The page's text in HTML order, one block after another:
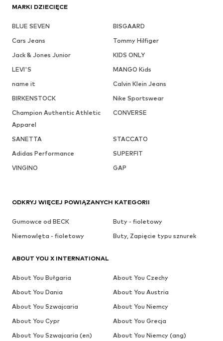
MARKI DZIECIĘCE
BLUE SEVEN
BISGAARD
Cars Jeans
Tommy Hilfiger
Jack & Jones Junior
KIDS ONLY
LEVI'S
MANGO Kids
name it
Calvin Klein Jeans
BIRKENSTOCK
Nike Sportswear
Champion Authentic Athletic
Apparel
CONVERSE
SANETTA
STACCATO
Adidas Performance
SUPERFIT
VINGINO
GAP
ODKRYJ WIĘCEJ POWIĄZANYCH KATEGORII
Gumowce od BECK
Buty - fioletowy
Niemowlęta - fioletowy
Buty, Zapięcie typu sznurek
ABOUT YOU X INTERNATIONAL
About You Bułgaria
About You Czechy
About You Dania
About You Austria
About You Szwajcaria
About You Niemcy
About You Cypr
About You Grecja
About You Szwajcaria (en)
About You Niemcy (ang)